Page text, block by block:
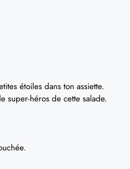
étoiles dans ton assiette.
super-héros de cette salade.